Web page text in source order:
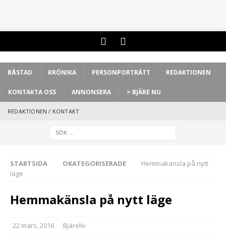
BÅSTAD KRÖNIKA PERSONPORTRÄTT REDAKTIONEN
KONTAKTA OSS ANNONSERA > BJÄRE NU
REDAKTIONEN / KONTAKT
STARTSIDA OKATEGORISERADE
Hemmakänsla på nytt
läge
Hemmakänsla på nytt läge
22 mars, 2016 Bjäreliv